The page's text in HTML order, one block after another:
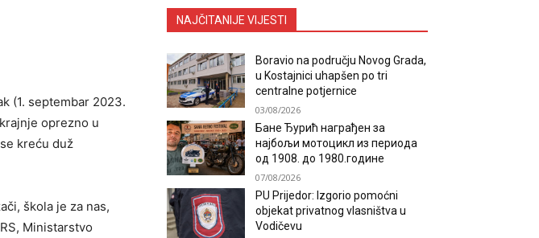
(1. septembar 2023.
oprezno u
kreću duž
škola je za nas,
Ministarstvo
NAJČITANIJE VIJESTI
Boravio na području Novog Grada,
u Kostajnici uhapšen po tri
centralne potjernice
03/08/2026
Бане Ђурић награђен за
најбољи мотоцикл из периода
од 1908. до 1980.године
07/08/2026
PU Prijedor: Izgorio pomoćni
objekat privatnog vlasništva u
Vodičevu